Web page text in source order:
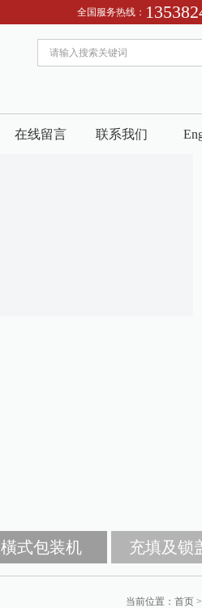
全国服务热线：
在线留言 联系我们
橫式包装机 充填及锁
当前位置： 首页